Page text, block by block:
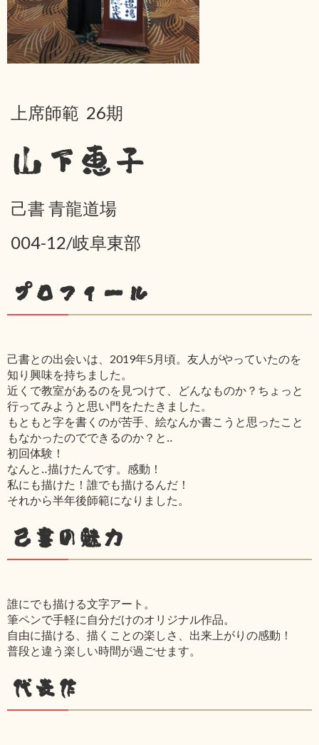
上席師範 26期
山下恵子
己書 青龍道場
004-12/岐阜東部
プロフィール
己書との出会いは、2019年5月頃。友人がやっていたのを
知り興味を持ちました。
近くで教室があるのを見つけて、どんなものか？ちょっと
行ってみようと思い門をたたきました。
もともと字を書くのが苦手、絵なんか書こうと思ったこと
もなかったのでできるのか？と‥
初回体験！
なんと‥描けたんです。感動！
私にも描けた！誰でも描けるんだ！
それから半年後師範になりました。
己書の魅力
誰にでも描ける文字アート。
筆ペンで手軽に自分だけのオリジナル作品。
自由に描ける、描くことの楽しさ、出来上がりの感動！
普段と違う楽しい時間が過ごせます。
代表作